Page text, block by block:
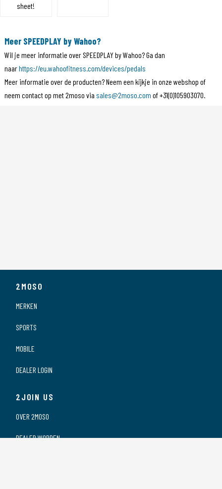
sheet!
Meer SPEEDPLAY by Wahoo?
Wil je meer informatie over SPEEDPLAY by Wahoo? Ga dan
naarhttps://eu.wahoofitness.com/devices/pedals
Meer informatie over de producten? Neem een kijkje in onze webshop of
neem contact op met 2moso via sales@2moso.com of +31(0)105903070.
2MOSO
MERKEN
SPORTS
MOBILE
DEALER LOGIN
2JOIN US
OVER 2MOSO
DEALER WORDEN